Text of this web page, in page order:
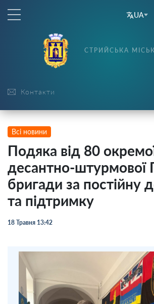
UA
Контакти
СТРИЙСЬКА
Всі новини
Подяка від 80
десантно-штурмової
бригади за постійну
та підтримку
18 Травня 13:42